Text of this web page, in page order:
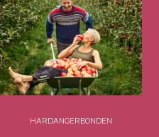
HARDANGERBONDEN